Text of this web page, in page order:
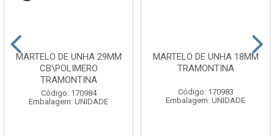
MARTELO DE UNHA 29MM
CB\POLIMERO
TRAMONTINA
Código: 170984
Embalagem: UNIDADE
MARTELO DE UNHA 18MM
TRAMONTINA
Código: 170983
Embalagem: UNIDADE